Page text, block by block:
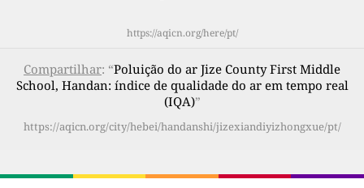
https://aqicn.org/here/pt/
Compartilhar: “Poluição do ar Jize County First Middle
School, Handan: índice de qualidade do ar em tempo real
(IQA)”
https://aqicn.org/city/hebei/handanshi/jizexiandiyizhongxue/pt/